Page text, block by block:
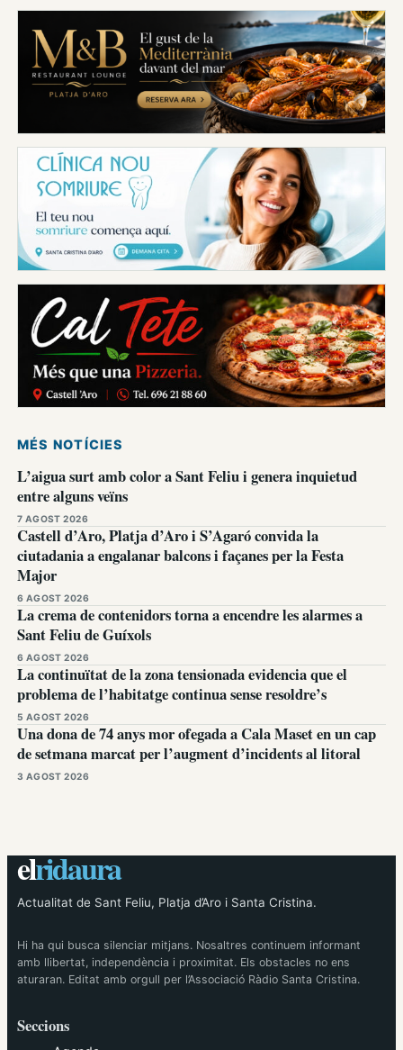
MÉS NOTÍCIES
L’aigua surt amb color a Sant Feliu i genera inquietud
entre alguns veïns
7 AGOST 2026
Castell d’Aro, Platja d’Aro i S’Agaró convida la
ciutadania a engalanar balcons i façanes per la Festa
Major
6 AGOST 2026
La crema de contenidors torna a encendre les alarmes a
Sant Feliu de Guíxols
6 AGOST 2026
La continuïtat de la zona tensionada evidencia que el
problema de l’habitatge continua sense resoldre’s
5 AGOST 2026
Una dona de 74 anys mor ofegada a Cala Maset en un cap
de setmana marcat per l’augment d’incidents al litoral
3 AGOST 2026
elridaura
Actualitat de Sant Feliu, Platja d’Aro i Santa Cristina.
Hi ha qui busca silenciar mitjans. Nosaltres continuem informant
amb llibertat, independència i proximitat. Els obstacles no ens
aturaran. Editat amb orgull per l’Associació Ràdio Santa Cristina.
Seccions